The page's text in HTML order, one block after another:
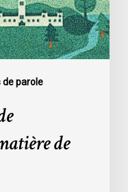
de parole
de